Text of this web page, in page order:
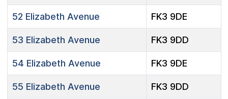
52 Elizabeth Avenue FK3 9DE
53 Elizabeth Avenue FK3 9DD
54 Elizabeth Avenue FK3 9DE
55 Elizabeth Avenue FK3 9DD